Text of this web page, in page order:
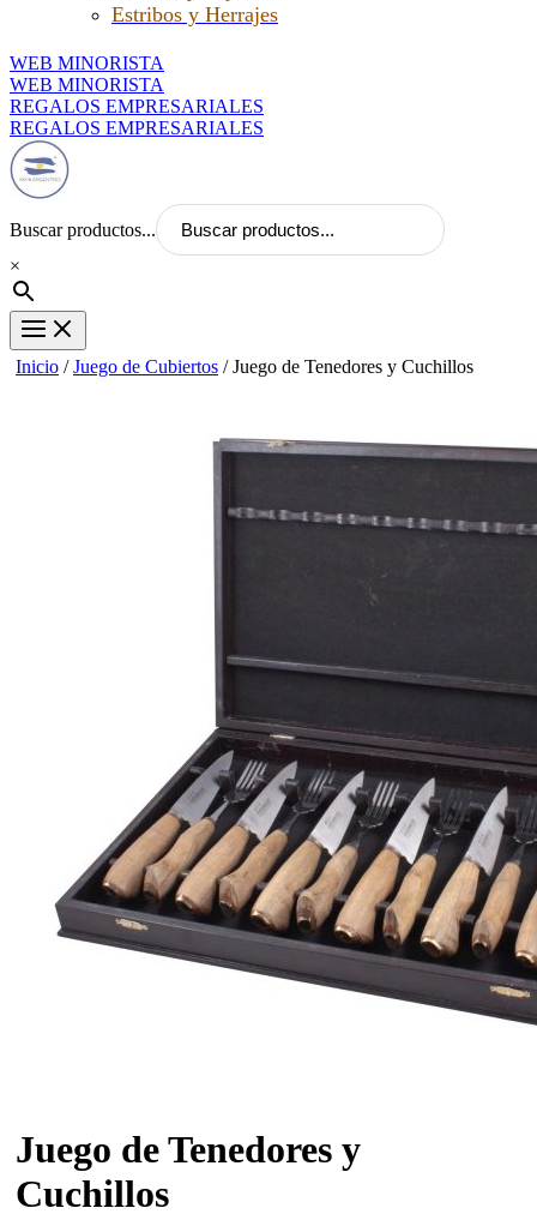
Estribos y Herrajes
WEB MINORISTA
WEB MINORISTA
REGALOS EMPRESARIALES
REGALOS EMPRESARIALES
Buscar productos...
×
Inicio /Juego de Cubiertos / Juego de Tenedores y Cuchillos
Juego de Tenedores y
Cuchillos